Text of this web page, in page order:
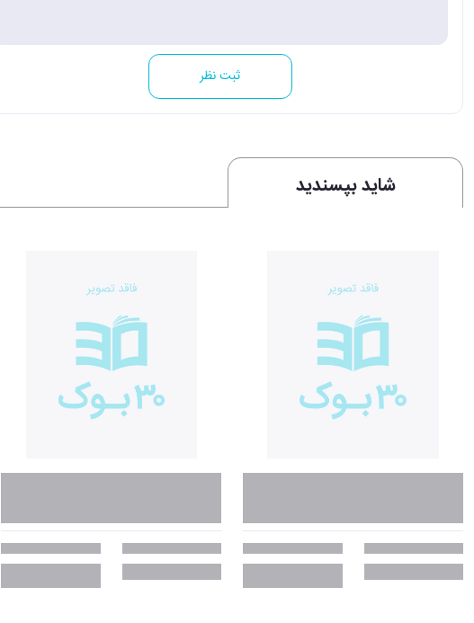
ثبت نظر
شاید بپسندید